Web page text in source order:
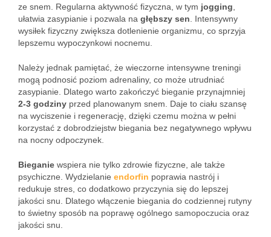
ze snem. Regularna aktywność fizyczna, w tym jogging
ułatwia zasypianie i pozwala na głębszy sen . Intensywny
wysiłek fizyczny zwiększa dotlenienie organizmu, co sprzyja
lepszemu wypoczynkowi nocnemu.
Należy jednak pamiętać, że wieczorne intensywne treningi
mogą podnosić poziom adrenaliny, co może utrudniać
zasypianie. Dlatego warto zakończyć bieganie przynajmniej
2-3 godziny przed planowanym snem. Daje to ciału szansę
na wyciszenie i regenerację, dzięki czemu można w pełni
korzystać z dobrodziejstw biegania bez negatywnego wpływu
na nocny odpoczynek.
Bieganie wspiera nie tylko zdrowie fizyczne, ale także
psychiczne. Wydzielanie endorfin poprawia nastrój i
redukuje stres, co dodatkowo przyczynia się do lepszej
jakości snu. Dlatego włączenie biegania do codziennej rutyny
to świetny sposób na poprawę ogólnego samopoczucia oraz
jakości snu.